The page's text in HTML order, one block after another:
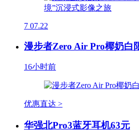
7 07.22
漫步者Zero Air Pro椰奶白
16小时前
优惠直达 >
华强北Pro3蓝牙耳机63元